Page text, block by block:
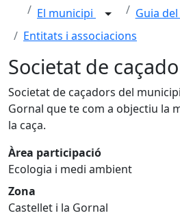
El municipi
Guia
Entitats i associacions
Societat de
Societat de caçadors del
Gornal que te com a objectiu la
la caça.
Àrea participació
Ecologia i medi ambient
Zona
Castellet i la Gornal